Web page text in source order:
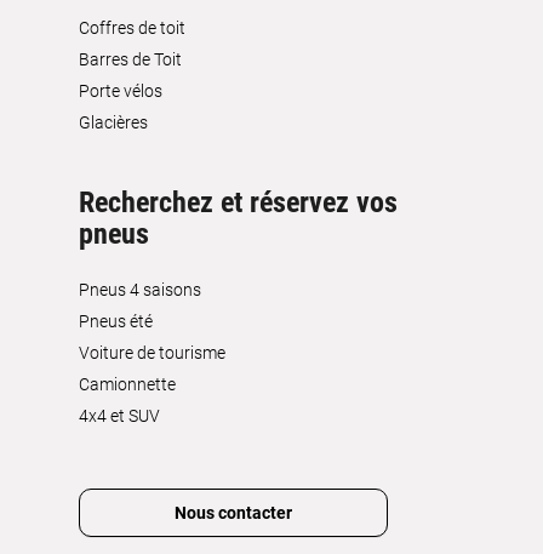
Coffres de toit
Barres de Toit
Porte vélos
Glacières
Recherchez et réservez vos
pneus
Pneus 4 saisons
Pneus été
Voiture de tourisme
Camionnette
4x4 et SUV
Nous contacter